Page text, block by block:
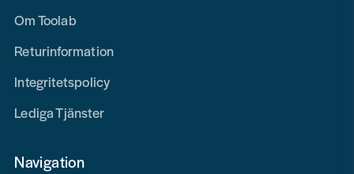
Om Toolab
Returinformation
Integritetspolicy
Lediga Tjänster
Navigation